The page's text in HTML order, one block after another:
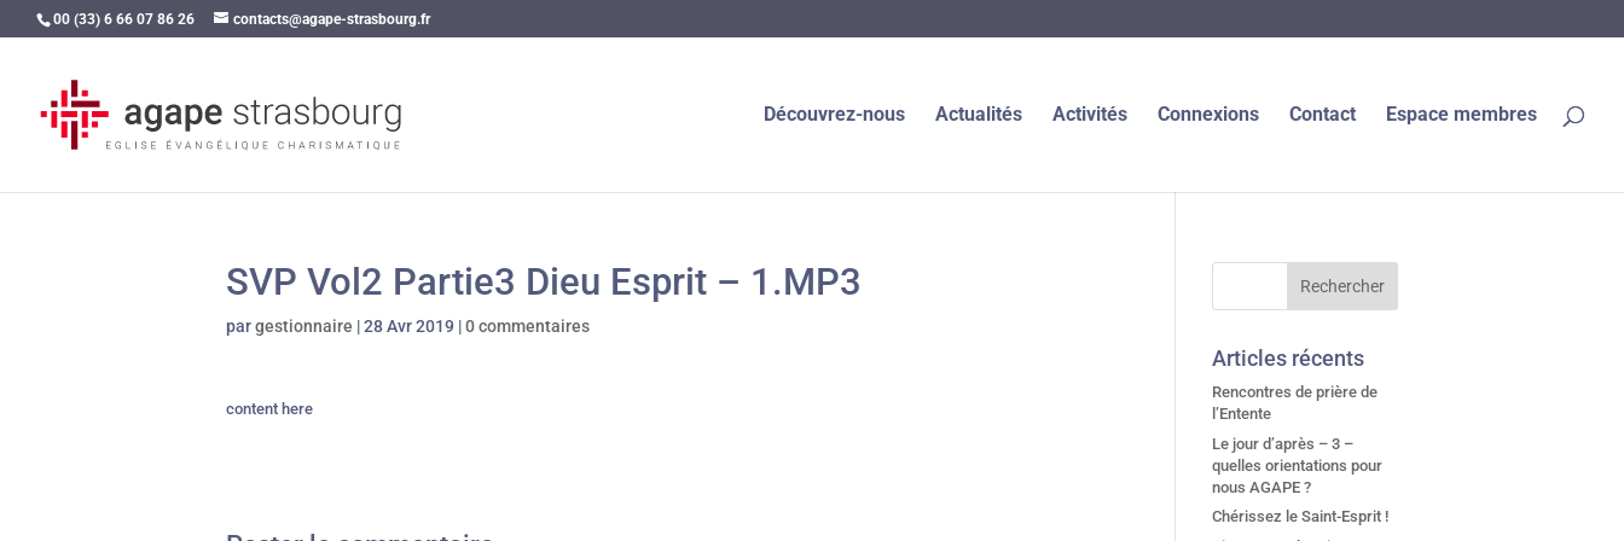
00 (33) 6 66 07 86 26 contacts@agape-strasbourg.fr
Découvrez-nous Actualités Activités Connexions Contact Espace membres
SVP Vol2 Partie3 Dieu Esprit – 1.MP3
pargestionnaire |28 Avr 2019 |0 commentaires
content here
Articles récents
Rencontres de prière de
l’Entente
Le jour d’après – 3 –
quelles orientations pour
nous AGAPE ?
Chérissez le Saint-Esprit !